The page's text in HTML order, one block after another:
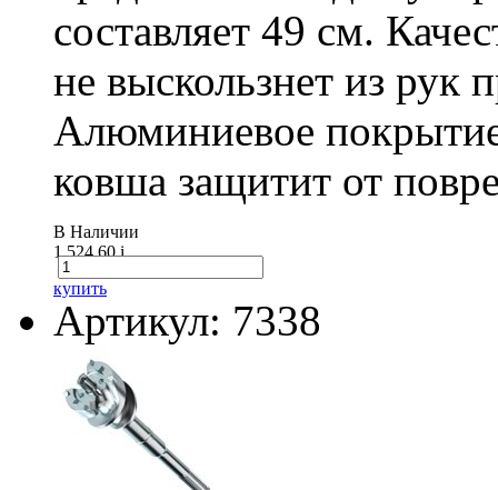
составляет 49 см.
не выскользнет из рук
Алюминиевое
ковша защитит от
В Наличии
1 524.60i
купить
Артикул: 7338